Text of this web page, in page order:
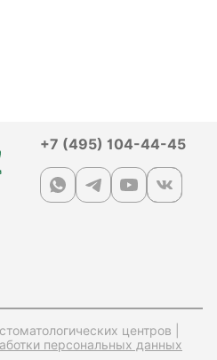
+7 (495) 104-44-45
центров |
персональных данных